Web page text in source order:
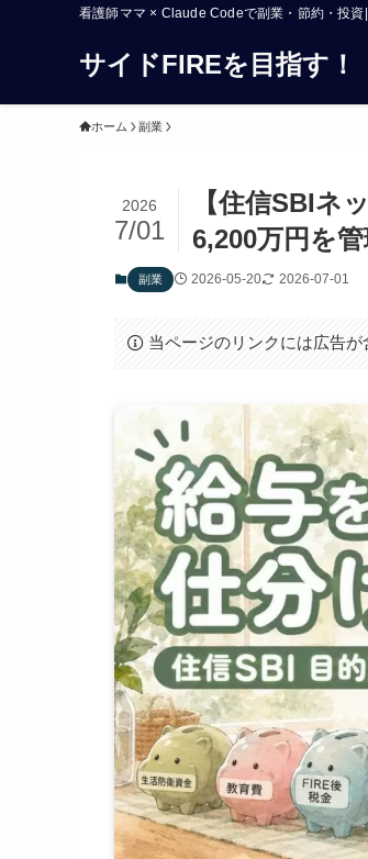
看護師ママ × Claude Codeで副業・節約・投
サイドFIREを目指す！
ホーム 副業
【住信SBIネ
6,200万円を
2026
7/01
副業 2026-05-20 2026-07-01
当ページのリンクには広告が